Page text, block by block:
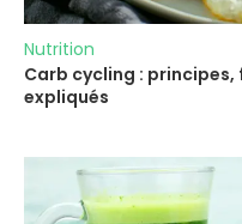
Nutrition
Carb cycling :
expliqués